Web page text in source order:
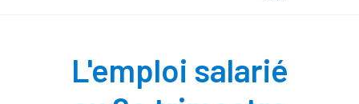
L'emploi salarié